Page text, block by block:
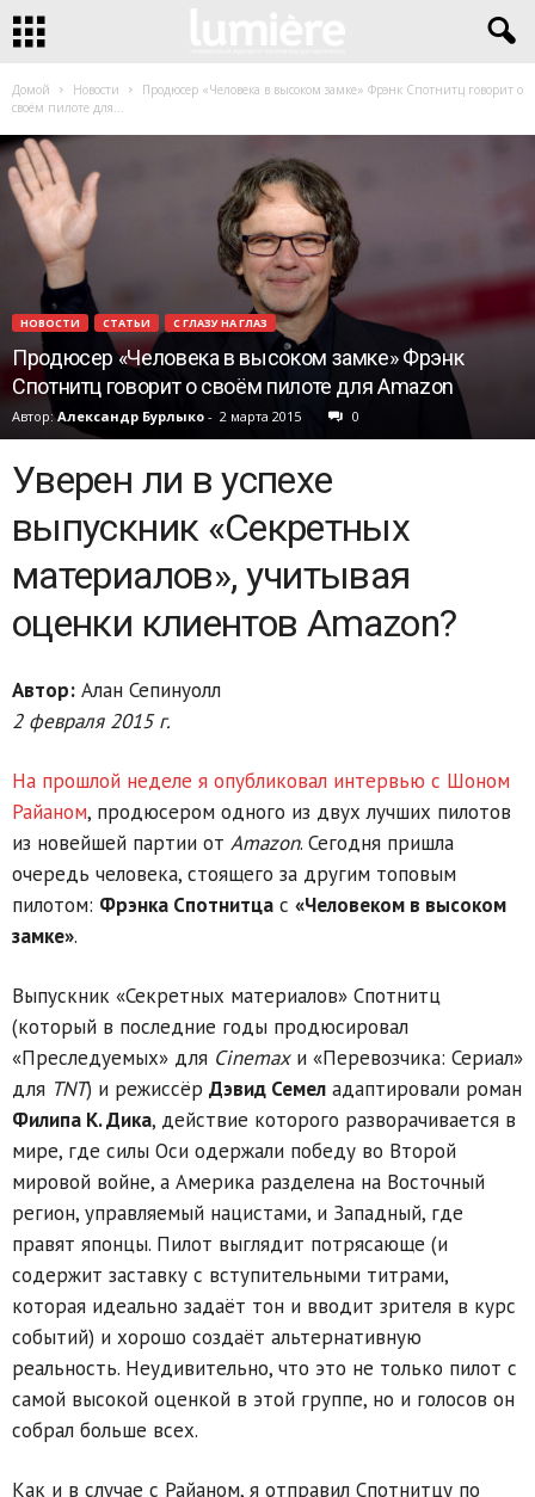
Домой Новости
Продюсер «Человека в высоком замке» Фрэнк Спотнитц говорит о
своём пилоте для...
НОВОСТИ СТАТЬИ С ГЛАЗУ НА ГЛАЗ
Продюсер «Человека в высоком замке» Фрэнк
Спотнитц говорит о своём пилоте для Amazon
Автор:Александр Бурлыко - 2 марта 2015 0
Уверен ли в успехе
выпускник «Секретных
материалов», учитывая
оценки клиентов Amazon?
Автор: Алан Сепинуолл
2 февраля 2015 г.
На прошлой неделе я опубликовал интервью с Шоном
Райаном, продюсером одного из двух лучших пилотов
из новейшей партии от Amazon. Сегодня пришла
очередь человека, стоящего за другим топовым
пилотом: Фрэнка Спотнитца с «Человеком в высоком
замке».
Выпускник «Секретных материалов» Спотнитц
(который в последние годы продюсировал
«Преследуемых» для Cinemaxи «Перевозчика: Сериал»
для TNT) и режиссёр Дэвид Семел адаптировали роман
Филипа К. Дика, действие которого разворачивается в
мире, где силы Оси одержали победу во Второй
мировой войне, а Америка разделена на Восточный
регион, управляемый нацистами, и Западный, где
правят японцы. Пилот выглядит потрясающе (и
содержит заставку с вступительными титрами,
которая идеально задаёт тон и вводит зрителя в курс
событий) и хорошо создаёт альтернативную
реальность. Неудивительно, что это не только пилот с
самой высокой оценкой в этой группе, но и голосов он
собрал больше всех.
Как и в случае с Райаном, я отправил Спотнитцу по